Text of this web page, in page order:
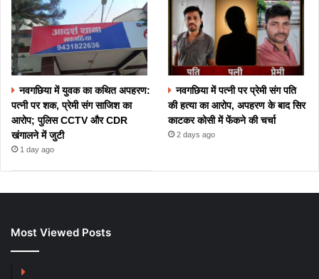
नवगछिया में युवक का कथित अपहरण:
पत्नी पर शक, प्रेमी संग साजिश का
आरोप; पुलिस CCTV और CDR
खंगालने में जुटी
1 day ago
नवगछिया में पत्नी पर प्रेमी संग पति
की हत्या का आरोप, अपहरण के बाद सिर
काटकर कोसी में फेंकने की चर्चा
2 days ago
Most Viewed Posts